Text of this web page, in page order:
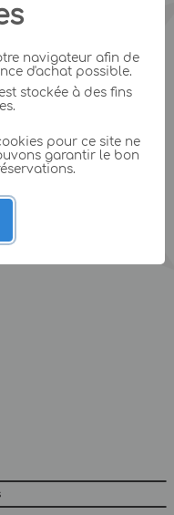
navigateur afin de
d'achat possible.
stockée à des fins
pour ce site ne
garantir le bon